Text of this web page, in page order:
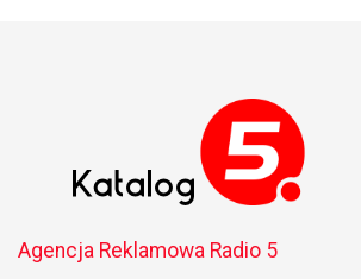
Agencja Reklamowa Radio 5